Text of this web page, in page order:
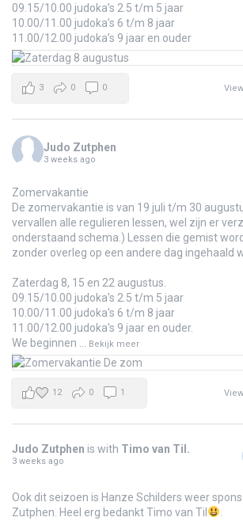
09.15/10.00 judoka’s 2.5 t/m 5 jaar
10.00/11.00 judoka’s 6 t/m 8 jaar
11.00/12.00 judoka’s 9 jaar en ouder
3 0 0
Judo Zutphen
3 weeks ago
Zomervakantie
De zomervakantie is van 19 juli t/m 30
vervallen alle regulieren lessen, wel zijn er
onderstaand schema.) Lessen die gemist
zonder overleg op een andere dag ingehaald
Zaterdag 8, 15 en 22 augustus.
09.15/10.00 judoka's 2.5 t/m 5 jaar
10.00/11.00 judoka's 6 t/m 8 jaar
11.00/12.00 judoka's 9 jaar en ouder.
We beginnen
Bekijk meer
12 0 1
Judo Zutphen is with Timo van Til .
3 weeks ago
Ook dit seizoen is Hanze Schilders weer
Zutphen. Heel erg bedankt Timo van Til